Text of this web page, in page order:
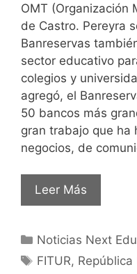
OMT (Organización
de Castro. Pereyra
Banreservas
sector educativo
colegios y
agregó, el
50 bancos más
gran trabajo que ha
negocios, de
Leer Más
Noticias Next
FITUR, República